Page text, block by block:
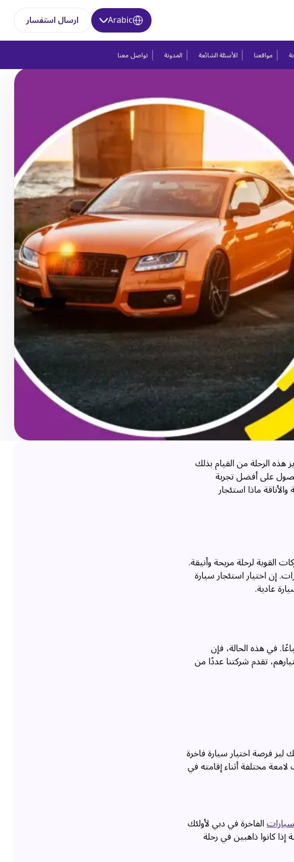
Arabic ارسال استفسار
مواقعنا الأسئلة الشائعة المدونة تواصل معنا
هذه الرحلة من القيام بذلك
على أفضل تجربة
ماذا استئجار
القوية لرحلة مريحة وأنيقة.
إن اختيار استئجار سيارة
عادية.
في هذه الحالة، فإن
تقدم شركتنا عددًا من
ليز فرصة اختيار سيارة فاخرة
مختلفة أثناء إقامته في
الفاخرة في دبي لأولئك
كانوا ذاهبين في رحلة